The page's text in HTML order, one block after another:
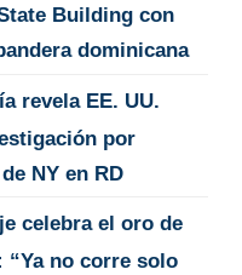
Building con
dominicana
revela EE. UU.
por
NY en RD
celebra el oro de
“Ya no corre solo